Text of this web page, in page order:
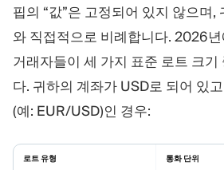
핍의 “값”은 고정되어 있지 않으며,
와 직접적으로 비례합니다. 2026
거래자들이 세 가지 표준 로트 크기
다. 귀하의 계좌가 USD로 되어 있
(예: EUR/USD)인 경우:
로트 유형 통화 단위